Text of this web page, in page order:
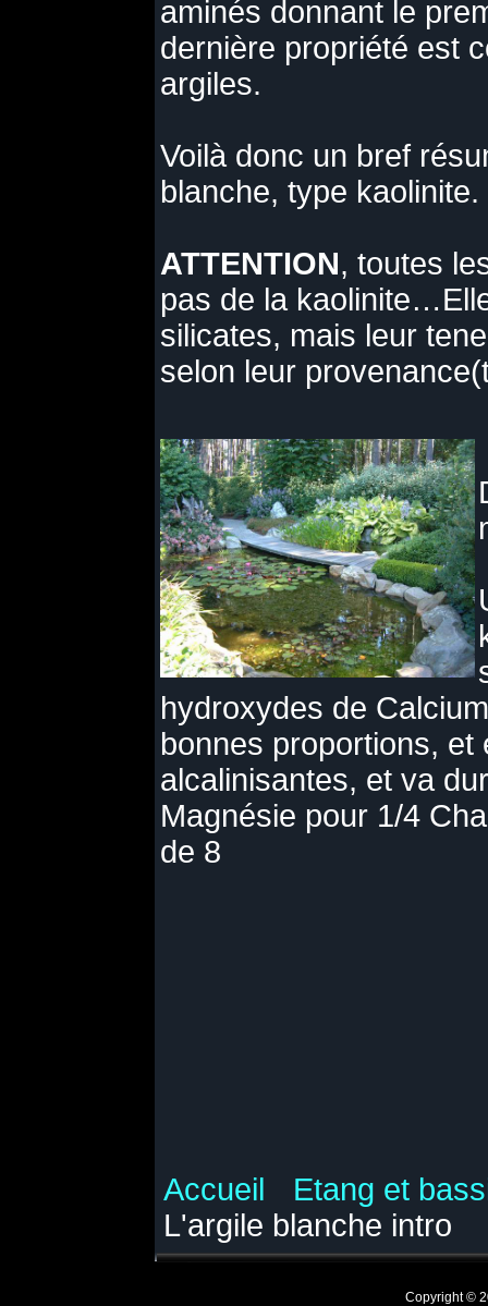
aminés donnant le
dernière propriété est
argiles.
Voilà donc un bref
blanche, type kaolinite.
ATTENTION, toutes
pas de la
silicates, mais leur
selon leur
hydroxydes de
bonnes proportions,
alcalinisantes, et va
Magnésie pour 1/4
de 8
Accueil
Etang et
L'argile blanche intro
Copyright ©